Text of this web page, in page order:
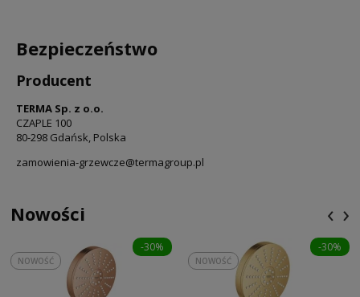
Bezpieczeństwo
Producent
TERMA Sp. z o.o.
CZAPLE 100
80-298 Gdańsk, Polska
zamowienia-grzewcze@termagroup.pl
Nowości
-30%
NOWOŚĆ
-30%
NOWOŚĆ
‹ ›